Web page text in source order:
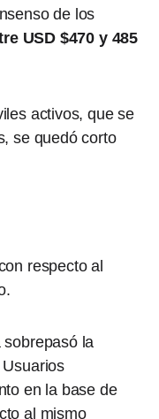
de los
USD $470 y 485
activos, que se
se quedó corto
respecto al
la
en la base de
al mismo